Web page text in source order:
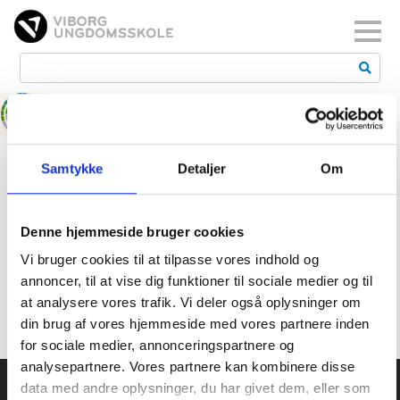
Samtykke Detaljer Om
Denne hjemmeside bruger cookies
Vi bruger cookies til at tilpasse vores indhold og
annoncer, til at vise dig funktioner til sociale medier og til
at analysere vores trafik. Vi deler også oplysninger om
din brug af vores hjemmeside med vores partnere inden
for sociale medier, annonceringspartnere og
analysepartnere. Vores partnere kan kombinere disse
data med andre oplysninger, du har givet dem, eller som
Mette Elbæk Hansen
Pædagog, Stedet / Gadeplan Viborg